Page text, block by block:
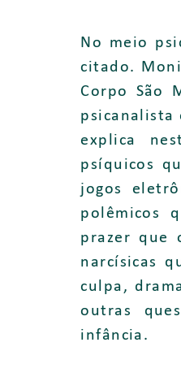
No meio
citado.
Corpo São
psicanalista
explica
psíquicos
jogos
polêmicos
prazer que
narcísicas
culpa,
outras
infância.